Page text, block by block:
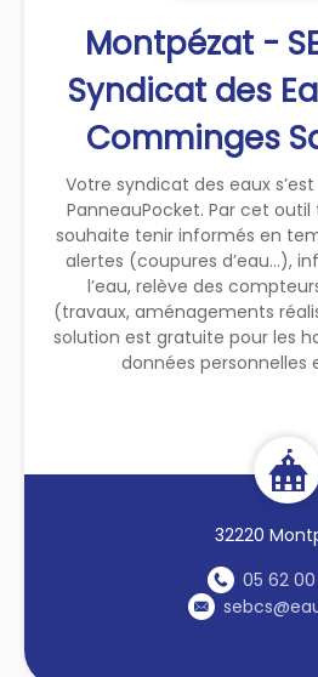
Montpézat -
Syndicat des
Comminges
Votre syndicat des eaux
PanneauPocket. Par cet
souhaite tenir informés en
alertes (coupures d’eau...),
l’eau, relève des
(travaux, aménagements
solution est gratuite pour les
données personnelles
32220
05 62